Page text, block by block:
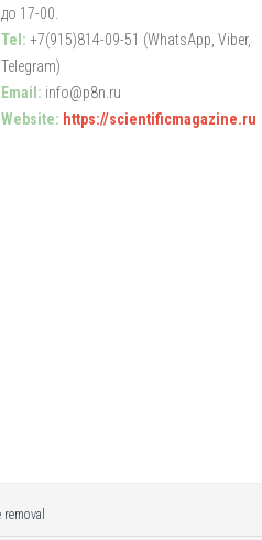
до 17-00.
Tel: +7(915)814-09-51 (WhatsApp, Viber,
Telegram)
Email: info@p8n.ru
Website: https://scientificmagazine.ru